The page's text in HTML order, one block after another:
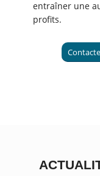
entraîner une
profits.